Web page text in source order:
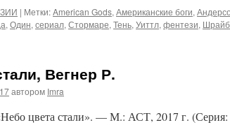
| Метки:American Gods, Американские боги,
, Один, сериал, Стормаре, Тень, Уиттл, фентези,
Вегнер Р.
автором Imra
цвета стали». — М.: АСТ, 2017 г.